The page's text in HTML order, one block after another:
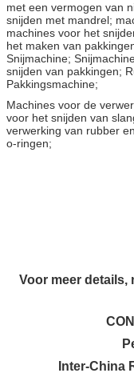
met een vermogen van
snijden met mandrel;
machines voor het
het maken van
Snijmachine;
snijden van pakkingen;
Pakkingsmachine;
Machines voor de
voor het snijden van
verwerking van rubber
o-ringen;
Voor meer details,
Inter-China